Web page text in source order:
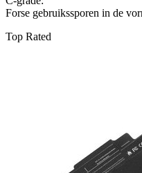
Forse gebruikssporen in de
Top Rated